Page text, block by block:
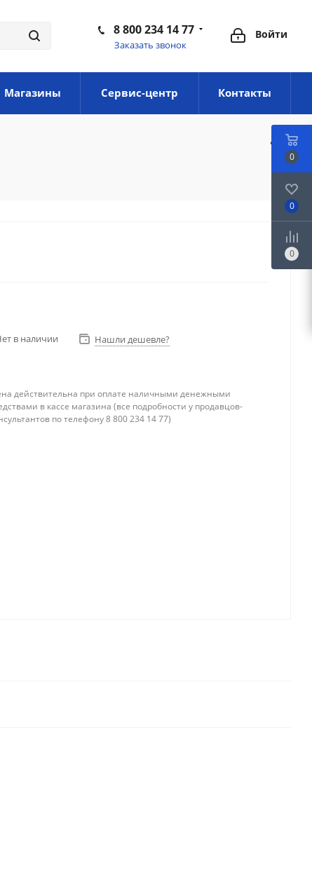
Войти
8 800 234 14 77
Заказать звонок
Магазины Сервис-центр Контакты
в наличии Нашли дешевле?
действительна при оплате наличными денежными
в кассе магазина (все подробности у продавцов-
по телефону 8 800 234 14 77)
0
0
0